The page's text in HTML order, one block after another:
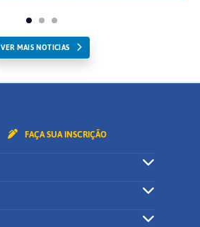
VER MAIS NOTICIAS
FAÇA SUA INSCRIÇÃO